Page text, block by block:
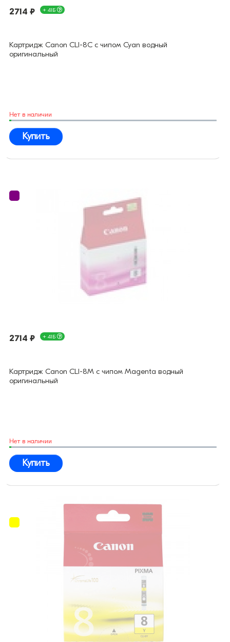
2714 ₽ + 41Б
Картридж Canon CLI-8C с чипом Cyan водный
оригинальный
Нет в наличии
Купить
2714 ₽ + 41Б
Картридж Canon CLI-8M с чипом Magenta водный
оригинальный
Нет в наличии
Купить